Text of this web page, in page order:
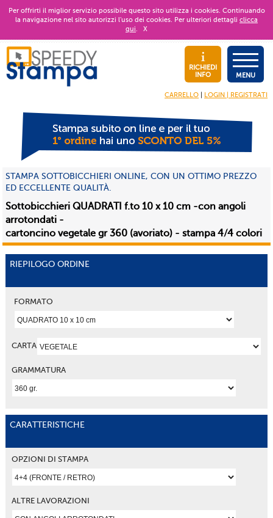
Per offrirti il miglior servizio possibile questo sito utilizza i cookies. Continuando
la navigazione nel sito autorizzi l’uso dei cookies. Per ulteriori dettagli clicca
qui. X
RICHIEDI
INFO
MENU
CARRELLO LOGIN | REGISTRATI
STAMPA SOTTOBICCHIERI ONLINE, CON UN OTTIMO PREZZO
ED ECCELLENTE QUALITÀ.
Sottobicchieri QUADRATI f.to 10 x 10 cm -con angoli
arrotondati -
cartoncino vegetale gr 360 (avoriato) - stampa 4/4 colori
RIEPILOGO ORDINE
FORMATO
CARTA
GRAMMATURA
CARATTERISTICHE
OPZIONI DI STAMPA
ALTRE LAVORAZIONI